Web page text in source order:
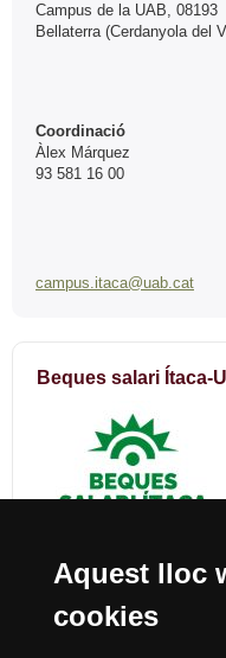
Aquest lloc
cookies
Campus de la UAB, 08193
Bellaterra (Cerdanyola del
Coordinació
Àlex Márquez
93 581 16 00
campus.itaca@uab.cat
Beques salari Ítaca-